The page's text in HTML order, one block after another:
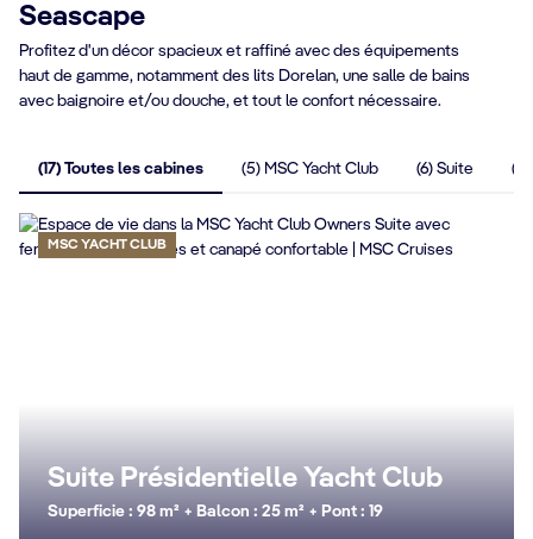
Seascape
Profitez d'un décor spacieux et raffiné avec des équipements
haut de gamme, notamment des lits Dorelan, une salle de bains
avec baignoire et/ou douche, et tout le confort nécessaire.
(17) Toutes les cabines (5) MSC Yacht Club (6) Suite
MSC YACHT CLUB
Suite Présidentielle Yacht Club
Superficie : 98 m² + Balcon : 25 m² + Pont : 19